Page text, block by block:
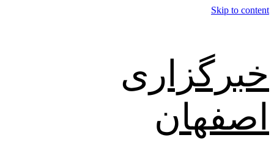
Skip to content
خبرگزاری
اصفهان